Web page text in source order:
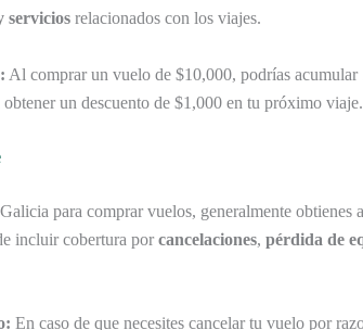
servicios relacionados con los viajes.
Al comprar un vuelo de $10,000, podrías
obtener un descuento de $1,000 en tu próximo viaje.
para comprar vuelos, generalmente obtienes
incluir cobertura por cancelaciones, pérdida de
En caso de que necesites cancelar tu vuelo por